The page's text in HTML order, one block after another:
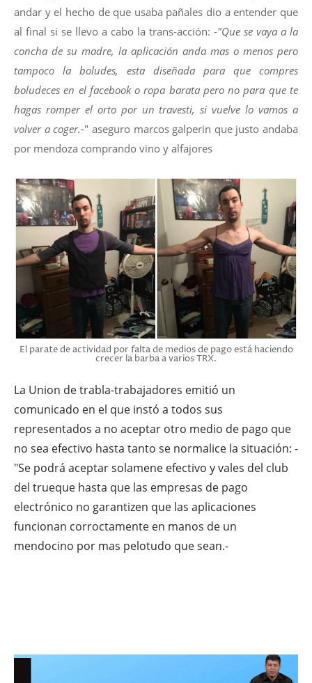
andar y el hecho de que usaba pañales dio a entender que
al final si se llevo a cabo la trans-acción: -"Que se vaya a la
concha de su madre, la aplicación anda mas o menos pero
tampoco la boludes, esta diseñada para que compres
boludeces en el facebook o ropa barata pero no para que te
hagas romper el orto por un travesti, si vuelve lo vamos a
volver a coger.-" aseguro marcos galperin que justo andaba
por mendoza comprando vino y alfajores
El parate de actividad por falta de medios de pago está haciendo
crecer la barba a varios TRX.
La Union de trabla-trabajadores emitió un
comunicado en el que instó a todos sus
representados a no aceptar otro medio de pago que
no sea efectivo hasta tanto se normalice la situación: -
"Se podrá aceptar solamene efectivo y vales del club
del trueque hasta que las empresas de pago
electrónico no garantizen que las aplicaciones
funcionan corroctamente en manos de un
mendocino por mas pelotudo que sean.-